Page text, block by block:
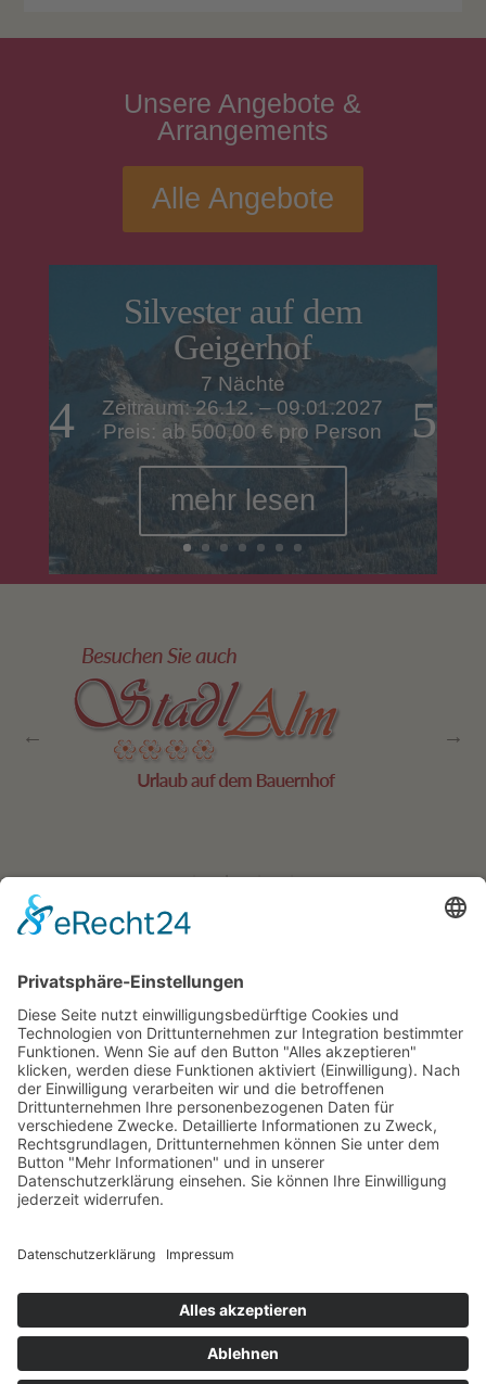
UnsereAngebote &
Arrangements
Alle Angebote
Silvester auf dem
Geigerhof
7 Nächte
Zeitraum: 26.12. – 09.01.2027
Preis: ab 500,00 € pro Person
mehr lesen
Kircher
∎ Karerseestrasse 124
Welschnofen ∎ Südtirol/Italien
Tel. + Fax 0039 340 401
6259 ∎ info@geigerhof.it

© Residence Geigerhof*** Impressum
Datenschutz powered by